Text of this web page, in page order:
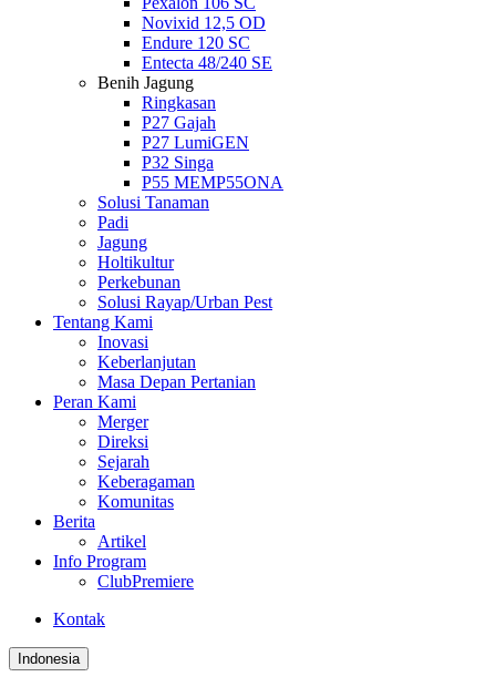
Novixid 12,5 OD
Endure 120 SC
Entecta 48/240 SE
Benih Jagung
Ringkasan
P27 Gajah
P27 LumiGEN
P32 Singa
P55 MEMP55ONA
Solusi Tanaman
Padi
Jagung
Holtikultur
Perkebunan
Solusi Rayap/Urban Pest
Tentang Kami
Inovasi
Keberlanjutan
Masa Depan Pertanian
Peran Kami
Merger
Direksi
Sejarah
Keberagaman
Komunitas
Berita
Artikel
Info Program
ClubPremiere
Kontak
Indonesia